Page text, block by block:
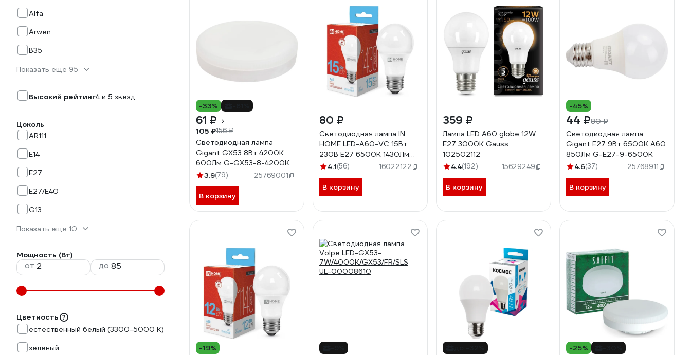
Alfa
Arwen
B35
Показать еще 95
Высокий рейтинг4 и 5 звезд
Цоколь
AR111
E14
E27
E27/E40
G13
Показать еще 10
Мощность (Вт)
от до
Цветность
естественный белый (3300-5000 К)
зеленый
-33%
61 ₽
105 ₽156 ₽
Светодиодная лампа
Gigant GX53 8Вт 4200K
600Лм G-GX53-8-4200K
3.9(79) 25769001
В корзину
80 ₽
Светодиодная лампа IN
HOME LED-A60-VC 15Вт
230В Е27 6500К 1430Лм
4690612020280
4.1(56) 16022122
В корзину
359 ₽
Лампа LED A60 globe 12W
E27 3000K Gauss
102502112
4.4(192) 15629249
В корзину
-45%
44 ₽80 ₽
Светодиодная лампа
Gigant E27 9Вт 6500К А60
850Лм G-E27-9-6500K
4.6(37) 25768911
В корзину
-19% -25%